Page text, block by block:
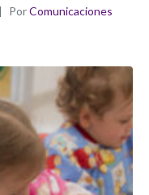
PorComunicaciones